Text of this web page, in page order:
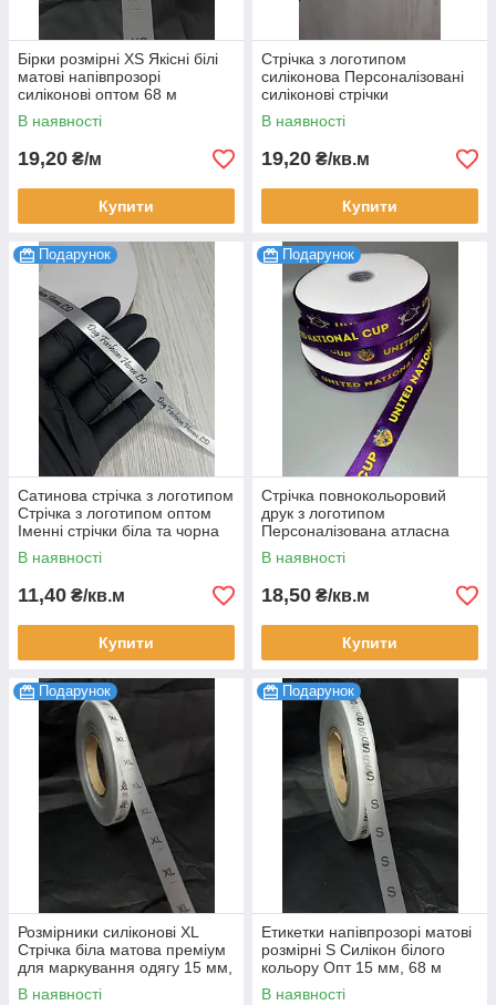
Бірки розмірні XS Якісні білі
матові напівпрозорі
силіконові оптом 68 м
В наявності
19,20 ₴/м
Купити
Стрічка з логотипом
силіконова Персоналізовані
силіконові стрічки
Виготовлення стрічок з
логотипом 15 мм, 68 м
В наявності
19,20 ₴/кв.м
Купити
Подарунок
Сатинова стрічка з логотипом
Стрічка з логотипом оптом
Іменні стрічки біла та чорна
10 мм, 100 м
В наявності
11,40 ₴/кв.м
Купити
Подарунок
Стрічка повнокольоровий
друк з логотипом
Персоналізована атласна
стрічка 25 мм під замовлення
Друк з градієнтом 180 м
В наявності
18,50 ₴/кв.м
Купити
Подарунок
Розмірники силіконові XL
Стрічка біла матова преміум
для маркування одягу 15 мм,
68 м
В наявності
Подарунок
Етикетки напівпрозорі матові
розмірні S Силікон білого
кольору Опт 15 мм, 68 м
В наявності